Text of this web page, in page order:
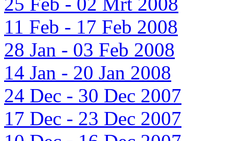
11 Feb - 17 Feb 2008
28 Jan - 03 Feb 2008
14 Jan - 20 Jan 2008
24 Dec - 30 Dec 2007
17 Dec - 23 Dec 2007